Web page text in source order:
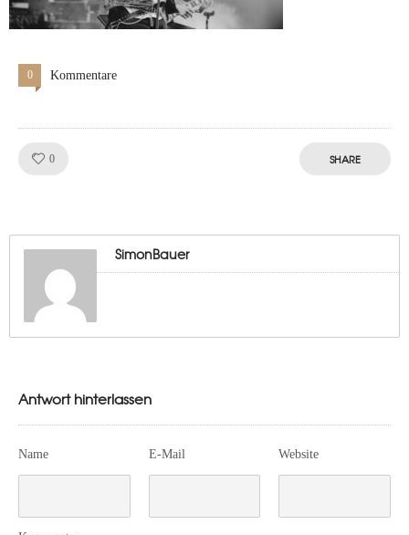
0 Kommentare
0 SHARE
SimonBauer
Antwort hinterlassen
Name E-Mail Website